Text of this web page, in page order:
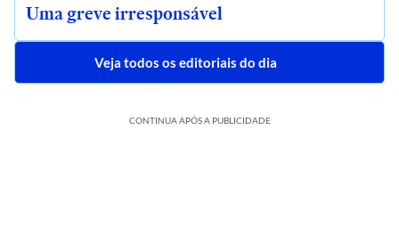
Uma greve irresponsável
Veja todos os editoriais do dia
CONTINUA APÓS A PUBLICIDADE